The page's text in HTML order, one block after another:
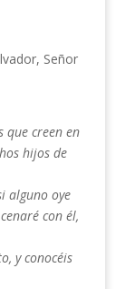
Señor
que creen en
hijos de
alguno oye
con él,
y conocéis